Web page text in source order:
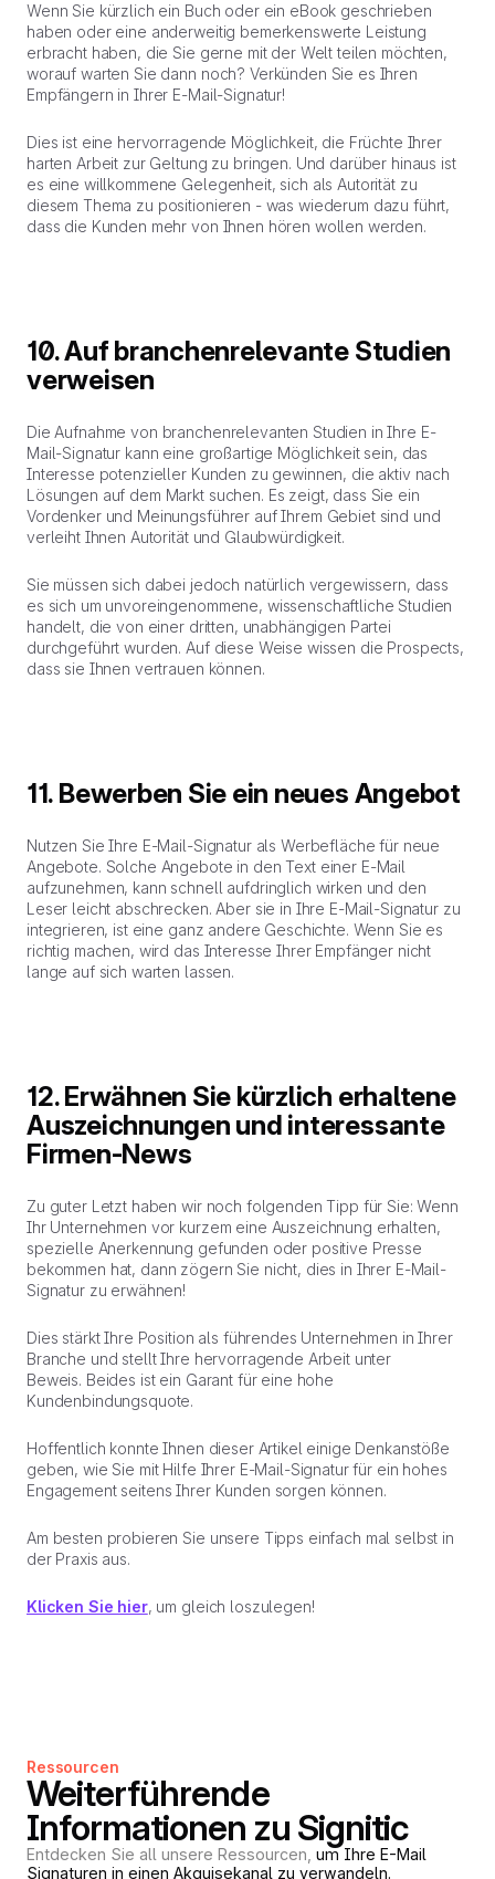
Wenn Sie kürzlich ein Buch oder ein eBook geschrieben
haben oder eine anderweitig bemerkenswerte Leistung
erbracht haben, die Sie gerne mit der Welt teilen möchten,
worauf warten Sie dann noch? Verkünden Sie es Ihren
Empfängern in Ihrer E-Mail-Signatur!
Dies ist eine hervorragende Möglichkeit, die Früchte Ihrer
harten Arbeit zur Geltung zu bringen. Und darüber hinaus ist
es eine willkommene Gelegenheit, sich als Autorität zu
diesem Thema zu positionieren - was wiederum dazu führt,
dass die Kunden mehr von Ihnen hören wollen werden.
10. Auf branchenrelevante Studien
verweisen
Die Aufnahme von branchenrelevanten Studien in Ihre E-
Mail-Signatur kann eine großartige Möglichkeit sein, das
Interesse potenzieller Kunden zu gewinnen, die aktiv nach
Lösungen auf dem Markt suchen. Es zeigt, dass Sie ein
Vordenker und Meinungsführer auf Ihrem Gebiet sind und
verleiht Ihnen Autorität und Glaubwürdigkeit.
Sie müssen sich dabei jedoch natürlich vergewissern, dass
es sich um unvoreingenommene, wissenschaftliche Studien
handelt, die von einer dritten, unabhängigen Partei
durchgeführt wurden. Auf diese Weise wissen die Prospects,
dass sie Ihnen vertrauen können.
11. Bewerben Sie ein neues Angebot
Nutzen Sie Ihre E-Mail-Signatur als Werbefläche für neue
Angebote. Solche Angebote in den Text einer E-Mail
aufzunehmen, kann schnell aufdringlich wirken und den
Leser leicht abschrecken. Aber sie in Ihre E-Mail-Signatur zu
integrieren, ist eine ganz andere Geschichte. Wenn Sie es
richtig machen, wird das Interesse Ihrer Empfänger nicht
lange auf sich warten lassen.
12. Erwähnen Sie kürzlich erhaltene
Auszeichnungen und interessante
Firmen-News
Zu guter Letzt haben wir noch folgenden Tipp für Sie: Wenn
Ihr Unternehmen vor kurzem eine Auszeichnung erhalten,
spezielle Anerkennung gefunden oder positive Presse
bekommen hat, dann zögern Sie nicht, dies in Ihrer E-Mail-
Signatur zu erwähnen!
Dies stärkt Ihre Position als führendes Unternehmen in Ihrer
Branche und stellt Ihre hervorragende Arbeit unter
Beweis. Beides ist ein Garant für eine hohe
Kundenbindungsquote.
Hoffentlich konnte Ihnen dieser Artikel einige Denkanstöße
geben, wie Sie mit Hilfe Ihrer E-Mail-Signatur für ein hohes
Engagement seitens Ihrer Kunden sorgen können.
Am besten probieren Sie unsere Tipps einfach mal selbst in
der Praxis aus.
Klicken Sie hier, um gleich loszulegen!
Ressourcen
Weiterführende
Informationen zu Signitic
Entdecken Sie all unsere Ressourcen, um Ihre E-Mail
Signaturen in einen Akquisekanal zu verwandeln.